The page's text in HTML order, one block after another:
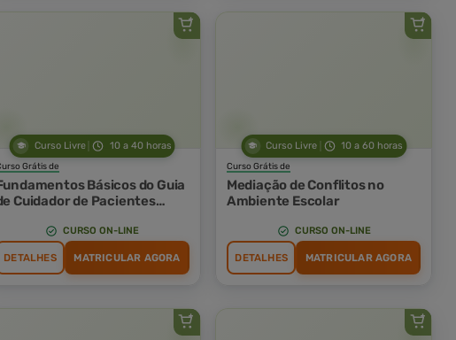
Curso Livre 10 a 40 horas
Grátis de
Básicos do Guia
Cuidador de Pacientes
CURSO ON-LINE
DETALHES MATRICULAR AGORA
Curso Livre 10 a 60 horas
Curso Grátis de
Mediação de Conflitos no
Ambiente Escolar
CURSO ON-LINE
DETALHES MATRICULAR AGORA